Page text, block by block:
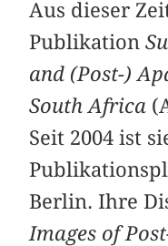
Aus dieser
Publikation
and (Post-)
South Africa
Seit 2004 ist
Berlin. Ihre
Images of